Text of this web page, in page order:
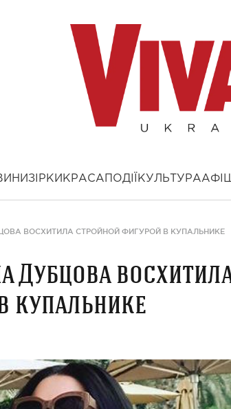
ЗІРКИ КРАСА ПОДІЇ КУЛЬТУРА
ВОСХИТИЛА СТРОЙНОЙ ФИГУРОЙ В КУПАЛЬНИКЕ
Дубцова
купальнике